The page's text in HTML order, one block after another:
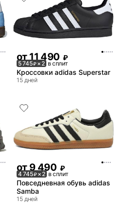
от11 490 ₽
5 745₽× 2 в сплит
Кроссовки adidas Superstar
15 дней
от9 490 ₽
4 745₽× 2 в сплит
Повседневная обувь adidas
Samba
15 дней